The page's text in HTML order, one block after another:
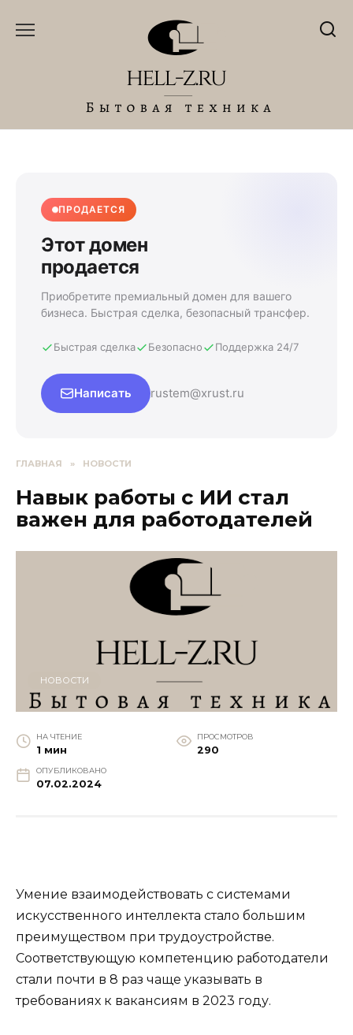
ПРОДАЕТСЯ
Этот домен
продается
Приобретите премиальный домен для вашего
бизнеса. Быстрая сделка, безопасный трансфер.
Быстрая сделка Безопасно Поддержка 24/7
Написать rustem@xrust.ru
ГЛАВНАЯ » НОВОСТИ
Навык работы с ИИ стал
важен для работодателей
НОВОСТИ
НА ЧТЕНИЕ
1 мин
ПРОСМОТРОВ
290
ОПУБЛИКОВАНО
07.02.2024
Умение взаимодействовать с системами
искусственного интеллекта стало большим
преимуществом при трудоустройстве.
Соответствующую компетенцию работодатели
стали почти в 8 раз чаще указывать в
требованиях к вакансиям в 2023 году.